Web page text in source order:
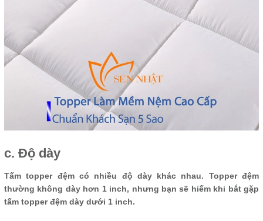
c. Độ dày
Tấm topper đệm có nhiều độ dày khác nhau. Topper đệm
thường không dày hơn 1 inch, nhưng bạn sẽ hiếm khi bắt gặp
tấm topper đệm dày dưới 1 inch.